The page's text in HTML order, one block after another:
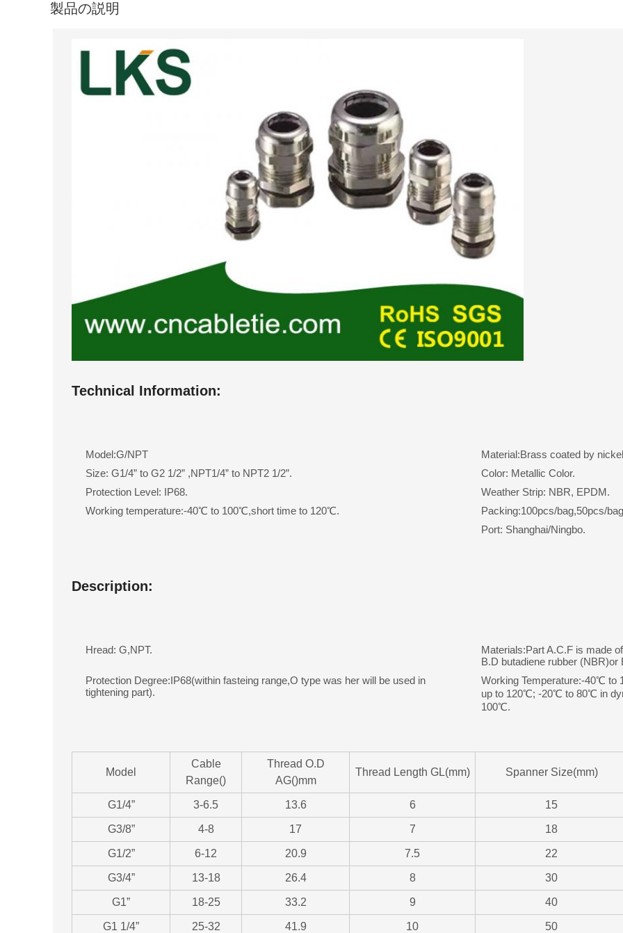
製品の説明
Technical Information:
Model:G/NPT
Material:Brass coated by
Size: G1/4” to G2 1/2” ,NPT1/4” to NPT2 1/2”.
Color: Metallic Color.
Protection Level: IP68.
Weather Strip: NBR, EPDM.
Working temperature:-40℃ to 100℃,short time to 120℃.
Packing:100pcs/bag,50pcs/
Port: Shanghai/Ningbo.
Description:
Hread: G,NPT.
Materials:Part A.C.F is made
B.D butadiene rubber (NBR)or
Protection Degree:IP68(within fasteing range,O type was her will be used in
tightening part).
Working Temperature:-40℃ to
up to 120℃; -20℃ to 80℃ in
100℃.
Model
Cable
Range()
Thread O.D
AG()mm
Thread Length GL(mm) Spanner Size(mm)
G1/4” 3-6.5 13.6 6 15
G3/8” 4-8 17 7 18
G1/2” 6-12 20.9 7.5 22
G3/4” 13-18 26.4 8 30
G1” 18-25 33.2 9 40
G1 1/4” 25-32 41.9 10 50